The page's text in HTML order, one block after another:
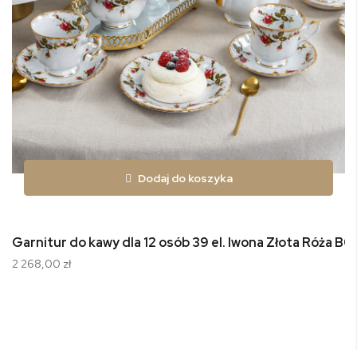
Dodaj do koszyka
Garnitur do kawy dla 12 osób 39 el. Iwona Złota Róża
2 268,00 zł